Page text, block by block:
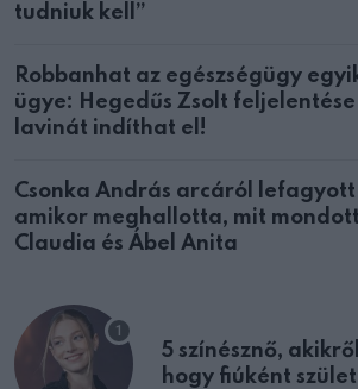
tudniuk kell”
Robbanhat az egészségügy
ügye: Hegedűs Zsolt
lavinát indíthat el!
Csonka András arcáról lefagyott
amikor meghallotta, mit
Claudia és Ábel Anita
5 színésznő,
hogy fiúként